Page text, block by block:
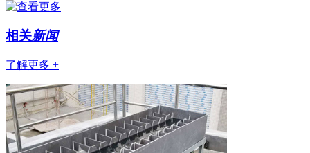
相关新闻
了解更多 +